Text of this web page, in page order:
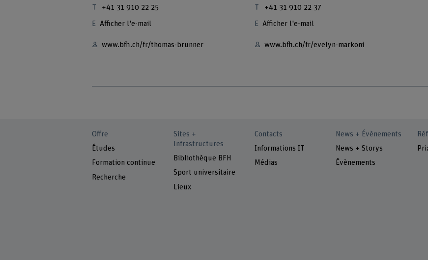
+41 31 910 22 25
Afficher l'e-mail
www.bfh.ch/fr/thomas-brunner
+41 31 910 22 37
Afficher l'e-mail
www.bfh.ch/fr/evelyn-markoni
Offre
Études
Formation continue
Recherche
Sites +
Infrastructures
Bibliothèque BFH
Sport universitaire
Lieux
Contacts
Informations IT
Médias
News + Évènements
News + Storys
Évènements